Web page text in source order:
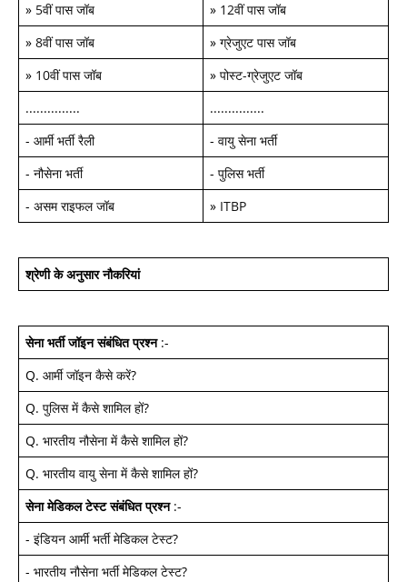
» 5वीं पास जॉब » 12वीं पास जॉब
» 8वीं पास जॉब » ग्रेजुएट पास जॉब
» 10वीं पास जॉब » पोस्ट-ग्रेजुएट जॉब
...............
...............
- आर्मी भर्ती रैली - वायु सेना भर्ती
- नौसेना भर्ती - पुलिस भर्ती
- असम राइफल जॉब » ITBP
श्रेणी के अनुसार नौकरियां
सेना भर्ती जॉइन संबंधित प्रश्न:-
Q. आर्मी जॉइन कैसे करें?
Q. पुलिस में कैसे शामिल हों?
Q. भारतीय नौसेना में कैसे शामिल हों?
Q. भारतीय वायु सेना में कैसे शामिल हों?
सेना मेडिकल टेस्ट संबंधित प्रश्न:-
- इंडियन आर्मी भर्ती मेडिकल टेस्ट?
- भारतीय नौसेना भर्ती मेडिकल टेस्ट?